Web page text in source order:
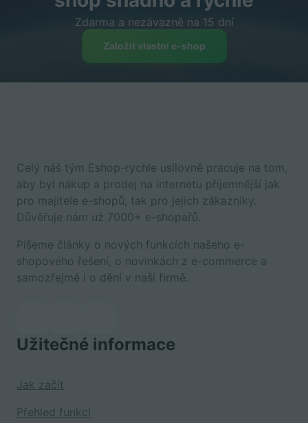
Zdarma a nezávazně na 15 dní
Založit vlastní e-shop
Celý náš tým Eshop-rychle usilovně pracuje na tom,
aby byl nákup a prodej na internetu příjemnější jak
pro majitele e-shopů, tak pro jejich zákazníky.
Důvěřuje nám už 7000+ e-shopařů.
Píšeme články o nových funkcích našeho e-
shopového řešení, o novinkách z e-commerce a
samozřejmě i o dění v naší firmě.
Užitečné informace
Jak začít
Přehled funkcí